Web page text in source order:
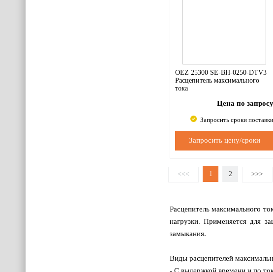
OEZ 25300 SE-BH-0250-DTV3
Расцепитель максимального
тока
Цена по запросу
Запросить сроки поставки
Запросить цену/сроки
<<< 1 2 >>>
Расцепитель максимального
нагрузки. Применяется для
замыкания.
Виды расцепителей